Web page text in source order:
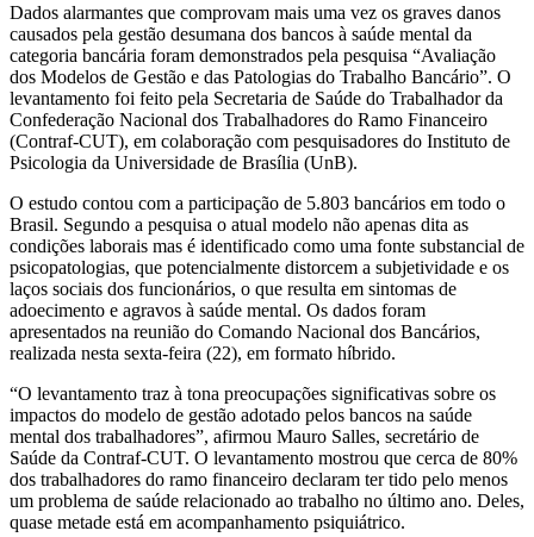
Dados alarmantes que comprovam mais uma vez os graves danos
causados pela gestão desumana dos bancos à saúde mental da
categoria bancária foram demonstrados pela pesquisa “Avaliação
dos Modelos de Gestão e das Patologias do Trabalho Bancário”. O
levantamento foi feito pela Secretaria de Saúde do Trabalhador da
Confederação Nacional dos Trabalhadores do Ramo Financeiro
(Contraf-CUT), em colaboração com pesquisadores do Instituto de
Psicologia da Universidade de Brasília (UnB).
O estudo contou com a participação de 5.803 bancários em todo o
Brasil. Segundo a pesquisa o atual modelo não apenas dita as
condições laborais mas é identificado como uma fonte substancial de
psicopatologias, que potencialmente distorcem a subjetividade e os
laços sociais dos funcionários, o que resulta em sintomas de
adoecimento e agravos à saúde mental. Os dados foram
apresentados na reunião do Comando Nacional dos Bancários,
realizada nesta sexta-feira (22), em formato híbrido.
“O levantamento traz à tona preocupações significativas sobre os
impactos do modelo de gestão adotado pelos bancos na saúde
mental dos trabalhadores”, afirmou Mauro Salles, secretário de
Saúde da Contraf-CUT. O levantamento mostrou que cerca de 80%
dos trabalhadores do ramo financeiro declaram ter tido pelo menos
um problema de saúde relacionado ao trabalho no último ano. Deles,
quase metade está em acompanhamento psiquiátrico.